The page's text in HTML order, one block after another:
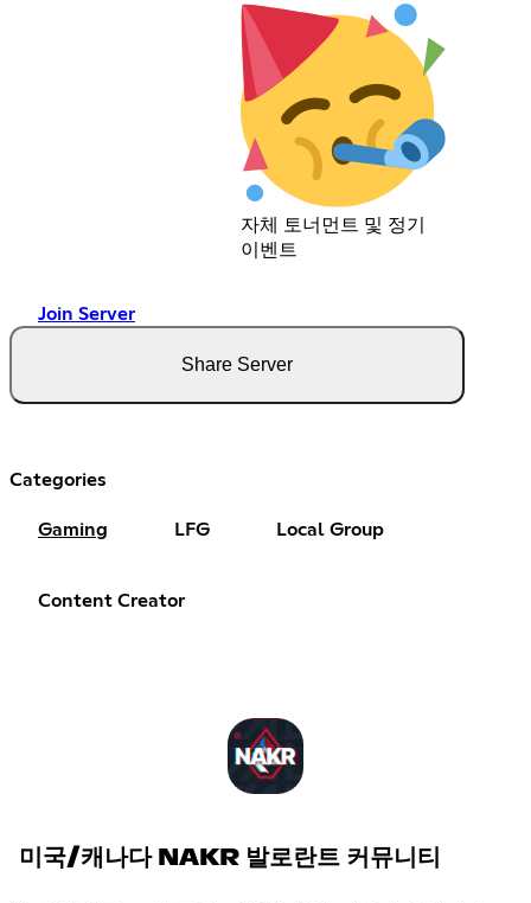
자체 토너먼트 및 정기
이벤트
Join Server
Share Server
Categories
Gaming LFG Local Group
Content Creator
미국/캐나다 NAKR 발로란트 커뮤니티